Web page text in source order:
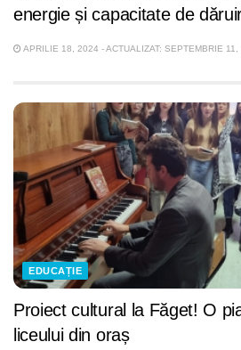
energie și capacitate de
APRILIE 18, 2024 - ACTUALIZAT: SEPTEMBRIE 11,
EDUCAȚIE
Proiect cultural la Făget! O
liceului din oraș